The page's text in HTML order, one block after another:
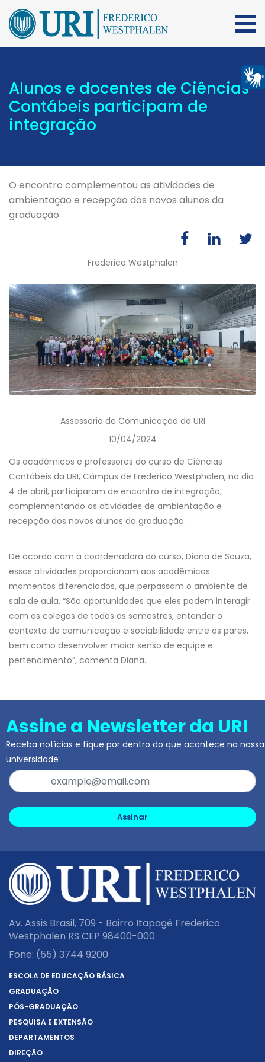
Alunos e docentes de Ciências
Contábeis participam de
integração
O encontro complementou as atividades de
ambientação e recepção dos novos alunos da
graduação
Frederico Westphalen
Assessoria de Comunicação da URI
10/04/2024
Os acadêmicos e professores do curso de Ciências
Contábeis da URI, Câmpus de Frederico Westphalen, no dia
4 de abril, participaram de encontro de integração,
complementando as atividades de ambientação e
recepção dos novos alunos da graduação.
De acordo com a coordenadora do curso, Diana de Souza,
essas atividades proporcionam aos acadêmicos
momentos diferenciados, que perpassam o ambiente de
sala de aula. “São oportunidades que eles podem interagir
com os colegas de todos os semestres, entender o
contexto de comunicação e sociabilidade entre os pares,
bem como desenvolver maior senso de equipe e
pertencimento”, comenta Diana.
Assine a Newsletter da URI
Receba notícias e fique por dentro do que acontece na nossa
universidade
Assinar
Av. Assis Brasil, 709 - Bairro Itapagé Frederico
Westphalen RS CEP 98400-000
Fone: (55) 3744 9200
ESCOLA DE EDUCAÇÃO BÁSICA
GRADUAÇÃO
PÓS-GRADUAÇÃO
PESQUISA E EXTENSÃO
DEPARTAMENTOS
DIREÇÃO